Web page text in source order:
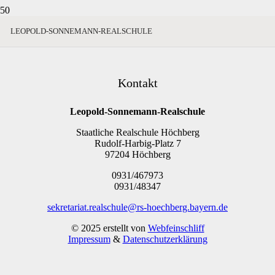
LEOPOLD-SONNEMANN-REALSCHULE
Kontakt
Leopold-Sonnemann-Realschule
Staatliche Realschule Höchberg
Rudolf-Harbig-Platz 7
97204 Höchberg
0931/467973
0931/48347
sekretariat.realschule@rs-hoechberg.bayern.de
© 2025 erstellt von Webfeinschliff
Impressum& Datenschutzerklärung